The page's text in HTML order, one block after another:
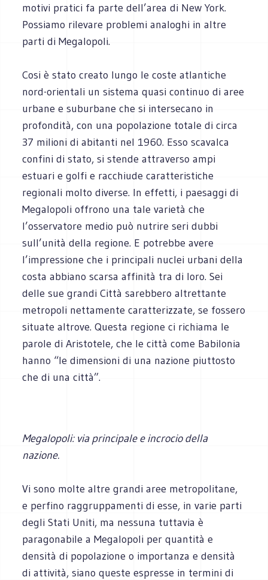
motivi pratici fa parte dell’area di New York.
Possiamo rilevare problemi analoghi in altre
parti di Megalopoli.
Cosi è stato creato lungo le coste atlantiche
nord-orientali un sistema quasi continuo di aree
urbane e suburbane che si intersecano in
profondità, con una popolazione totale di circa
37 milioni di abitanti nel 1960. Esso scavalca
confini di stato, si stende attraverso ampi
estuari e golfi e racchiude caratteristiche
regionali molto diverse. Ineffetti, i paesaggi di
Megalopoli offrono una tale varietà che
l’osservatore medio può nutrire seri dubbi
sull’unità della regione. E potrebbe avere
l’impressione che i principali nuclei urbani della
costa abbiano scarsa affinità tra di loro. Sei
delle sue grandi Città sarebbero altrettante
metropoli nettamente caratterizzate, se fossero
situate altrove. Questa regione ci richiama le
parole di Aristotele, che le città come Babilonia
hanno “le dimensioni di una nazione piuttosto
che di una città”.
Megalopoli: via principale e incrocio della
nazione.
Vi sono molte altre grandi aree metropolitane,
e perfino raggruppamenti di esse, in varie parti
degli Stati Uniti, ma nessuna tuttavia è
paragonabile a Megalopoli per quantità e
densità di popolazione o importanza e densità
di attività, siano queste espresse in termini di